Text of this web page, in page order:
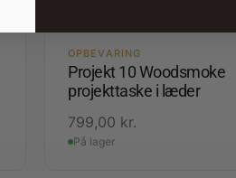
OPBEVARING
Projekt 10 Woodsmoke
projekttaske i læder
799,00 kr.
På lager